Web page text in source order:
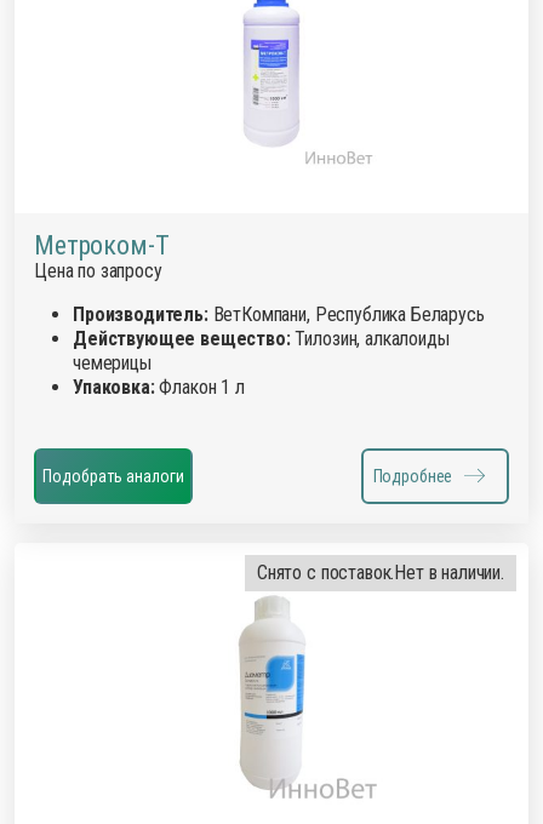
Метроком-Т
Цена по запросу
Производитель:ВетКомпани, Республика Беларусь
Действующее вещество:Тилозин, алкалоиды
чемерицы
Упаковка:Флакон 1 л
Подобрать аналоги Подробнее
Снято с поставок.Нет в наличии.